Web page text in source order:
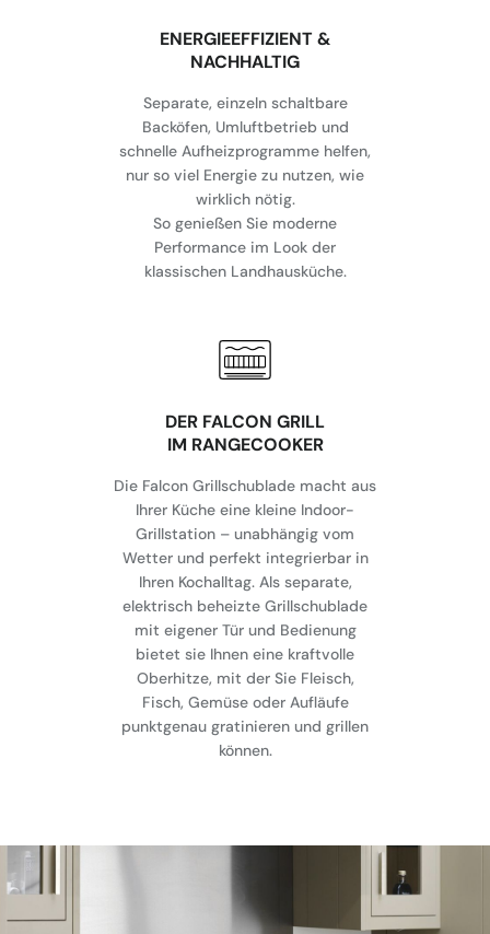
⁠ENERGIEEFFIZIENT &
NACHHALTIG
Separate, einzeln schaltbare
Backöfen, Umluftbetrieb und
schnelle Aufheizprogramme helfen,
nur so viel Energie zu nutzen, wie
wirklich nötig.
So genießen Sie moderne
Performance im Look der
klassischen Landhausküche.
DER FALCON GRILL
IM RANGECOOKER
Die Falcon Grillschublade macht aus
Ihrer Küche eine kleine Indoor-
Grillstation – unabhängig vom
Wetter und perfekt integrierbar in
Ihren Kochalltag. Als separate,
elektrisch beheizte Grillschublade
mit eigener Tür und Bedienung
bietet sie Ihnen eine kraftvolle
Oberhitze, mit der Sie Fleisch,
Fisch, Gemüse oder Aufläufe
punktgenau gratinieren und grillen
können.